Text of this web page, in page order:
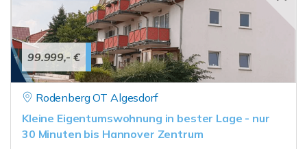
99.999,- €
Rodenberg OT Algesdorf
Kleine Eigentumswohnung in bester Lage - nur
30 Minuten bis Hannover Zentrum